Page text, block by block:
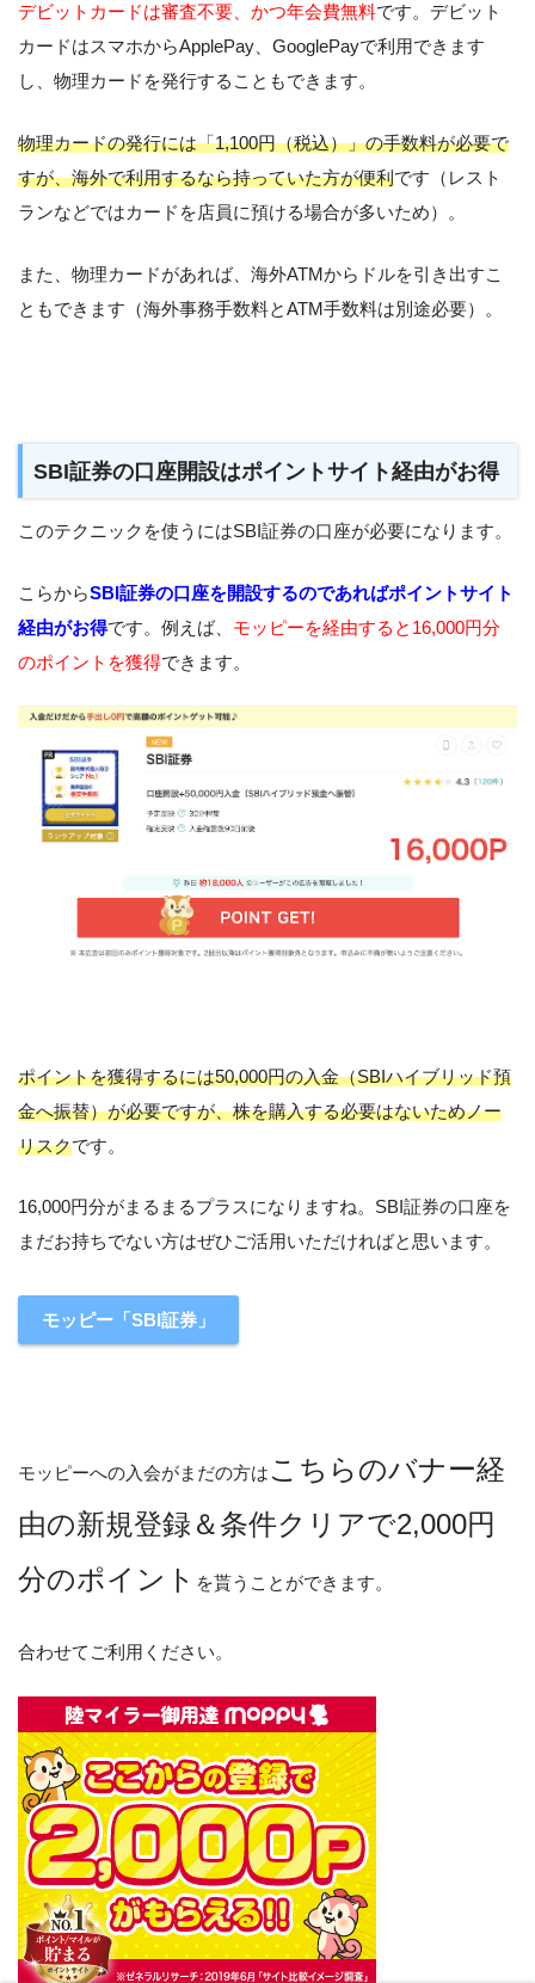
デビットカードは審査不要、かつ年会費無料です。デビット
カードはスマホからApplePay、GooglePayで利用できます
し、物理カードを発行することもできます。
物理カードの発行には「1,100円（税込）」の手数料が必要で
すが、海外で利用するなら持っていた方が便利です（レスト
ランなどではカードを店員に預ける場合が多いため）。
また、物理カードがあれば、海外ATMからドルを引き出すこ
ともできます（海外事務手数料とATM手数料は別途必要）。
SBI証券の口座開設はポイントサイト経由がお得
このテクニックを使うにはSBI証券の口座が必要になります。
こらからSBI証券の口座を開設するのであればポイントサイト
経由がお得です。例えば、 モッピーを経由すると16,000円分
のポイントを獲得できます。
ポイントを獲得するには50,000円の入金（SBIハイブリッド預
金へ振替）が必要ですが、株を購入する必要はないためノー
リスクです。
16,000円分がまるまるプラスになりますね。SBI証券の口座を
まだお持ちでない方はぜひご活用いただければと思います。
モッピー「SBI証券」
モッピーへの入会がまだの方は こちらのバナー経
由の新規登録＆条件クリアで2,000円
分のポイント を貰うことができます。
合わせてご利用ください。